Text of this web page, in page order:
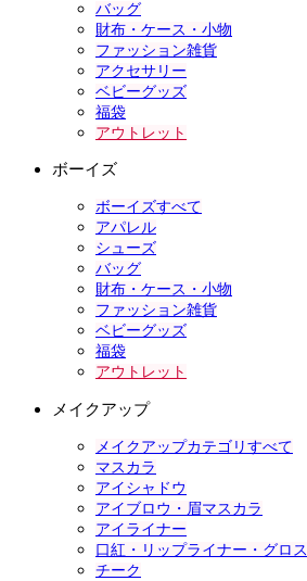
バッグ
財布・ケース・小物
ファッション雑貨
アクセサリー
ベビーグッズ
福袋
アウトレット
ボーイズ
ボーイズすべて
アパレル
シューズ
バッグ
財布・ケース・小物
ファッション雑貨
ベビーグッズ
福袋
アウトレット
メイクアップ
メイクアップカテゴリすべて
マスカラ
アイシャドウ
アイブロウ・眉マスカラ
アイライナー
口紅・リップライナー・グロス
チーク